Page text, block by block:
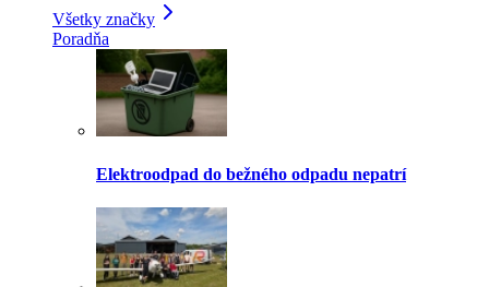
Všetky značky
Poradňa
Elektroodpad do bežného odpadu nepatrí